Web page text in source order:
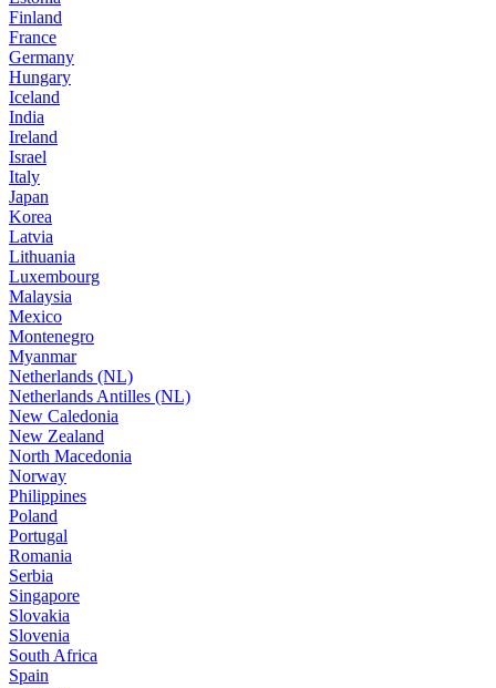
Finland
France
Germany
Hungary
Iceland
India
Ireland
Israel
Italy
Japan
Korea
Latvia
Lithuania
Luxembourg
Malaysia
Mexico
Montenegro
Myanmar
Netherlands (NL)
Netherlands Antilles (NL)
New Caledonia
New Zealand
North Macedonia
Norway
Philippines
Poland
Portugal
Romania
Serbia
Singapore
Slovakia
Slovenia
South Africa
Spain